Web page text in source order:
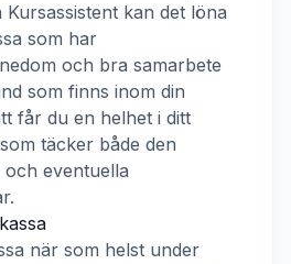
Kursassistent kan det löna
som har
och bra samarbete
som finns inom din
får du en helhet i ditt
täcker både den
och eventuella
när som helst under